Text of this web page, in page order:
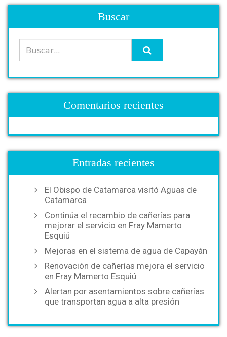
Buscar
Comentarios recientes
Entradas recientes
El Obispo de Catamarca visitó Aguas de
Catamarca
Continúa el recambio de cañerías para
mejorar el servicio en Fray Mamerto
Esquiú
Mejoras en el sistema de agua de Capayán
Renovación de cañerías mejora el servicio
en Fray Mamerto Esquiú
Alertan por asentamientos sobre cañerías
que transportan agua a alta presión